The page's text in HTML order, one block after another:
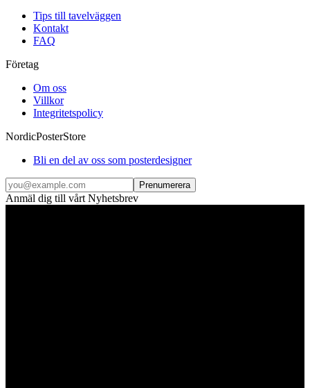
Tips till tavelväggen
Kontakt
FAQ
Företag
Om oss
Villkor
Integritetspolicy
NordicPosterStore
Bli en del av oss som posterdesigner
Prenumerera
Anmäl dig till vårt Nyhetsbrev